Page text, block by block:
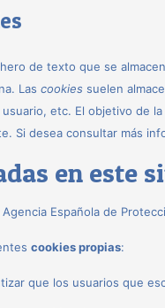
de texto que se
Lascookies suelen
etc. El objetivo de
Si desea consultar más
en este
Española de
cookies propias:
que los usuarios que